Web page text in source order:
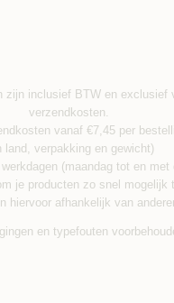
zijn inclusief BTW en exclusief
verzendkosten.
vanaf €7,45 per
land, verpakking en gewicht)
(maandag tot en met
je producten zo snel mogelijk
hiervoor afhankelijk van
en typefouten